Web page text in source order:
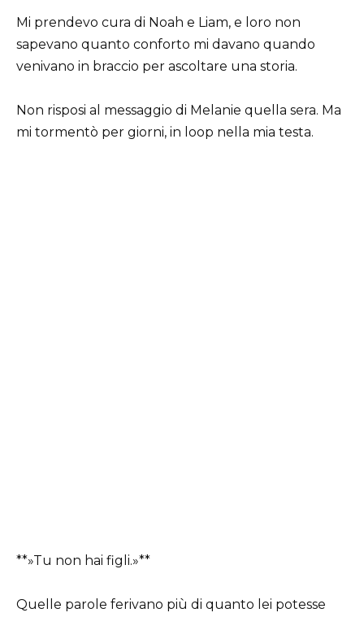
Mi prendevo cura di Noah e Liam, e loro non
sapevano quanto conforto mi davano quando
venivano in braccio per ascoltare una storia.
Non risposi al messaggio di Melanie quella sera. Ma
mi tormentò per giorni, in loop nella mia testa.
**»Tu non hai figli.»**
Quelle parole ferivano più di quanto lei potesse